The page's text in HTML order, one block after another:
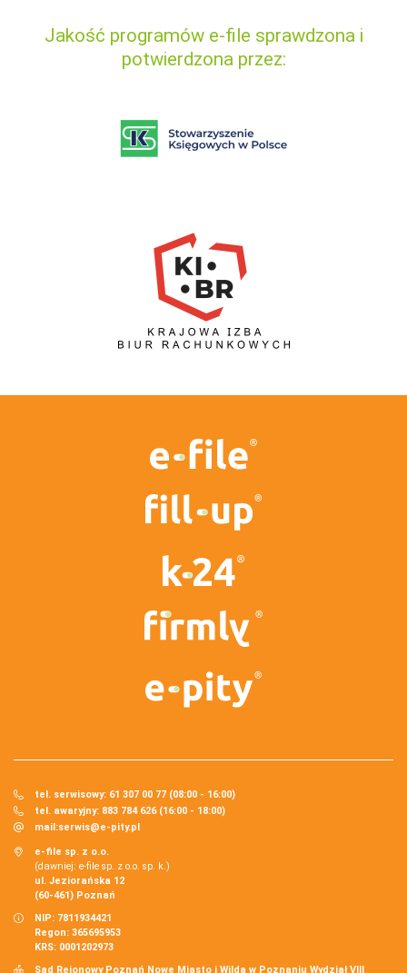
Jakość programów e-file sprawdzona i
potwierdzona przez:
tel. serwisowy: 61 307 00 77 (08:00 - 16:00)
tel. awaryjny: 883 784 626 (16:00 - 18:00)
mail:serwis@e-pity.pl
e-file sp. z o.o.
(dawniej: e-file sp. z o.o. sp. k.)
ul. Jeziorańska 12
(60-461) Poznań
NIP: 7811934421
Regon: 365695953
KRS: 0001202973
Sąd Rejonowy Poznań Nowe Miasto i Wilda w Poznaniu Wydział VIII